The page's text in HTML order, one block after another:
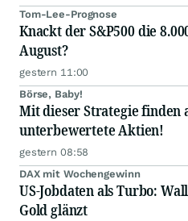
Tom-Lee-Prognose
Knackt der S&P500 die
August?
gestern 11:00
Börse, Baby!
Mit dieser Strategie finden
unterbewertete Aktien!
gestern 08:58
DAX mit Wochengewinn
US-Jobdaten als Turbo:
Gold glänzt